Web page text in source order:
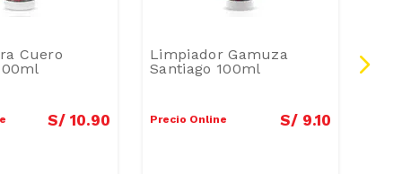
Cuero
S/ 10.90
Limpiador Gamuza
Santiago 100ml
Precio Online S/ 9.10